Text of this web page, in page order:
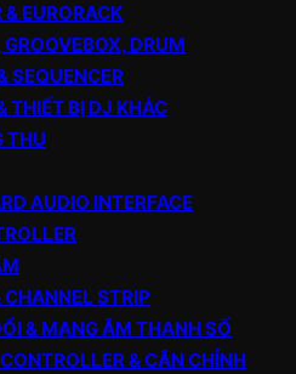
EURORACK
DRUM
SEQUENCER
THIẾT BỊ DJ KHÁC
THU
AUDIO INTERFACE
CHANNEL STRIP
& MẠNG ÂM THANH SỐ
& CÂN CHỈNH